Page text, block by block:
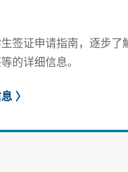
签证申请指南，逐步了
的详细信息。
〉